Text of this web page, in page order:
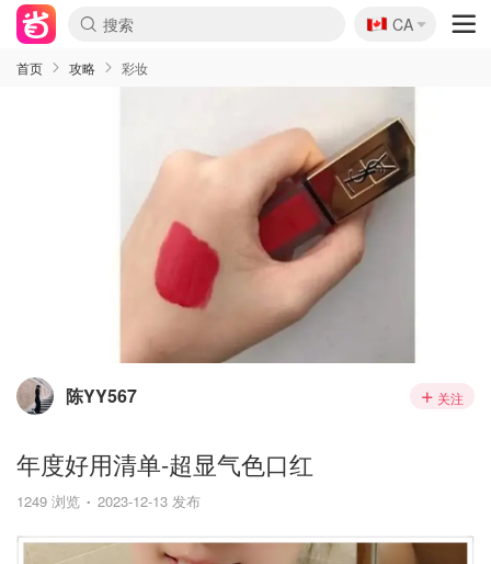
🇨🇦
CA
首页 攻略 彩妆
陈YY567 关注
年度好用清单-超显气色口红
1249 浏览 2023-12-13 发布